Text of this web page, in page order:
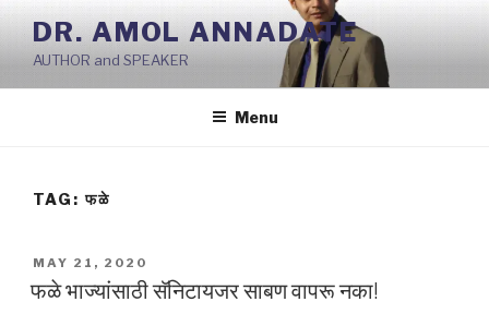
Skip
content
DR. AMOL ANNADATE
AUTHOR and SPEAKER
Menu
TAG:फळे
POSTED
ON
MAY 21, 2020
फळे भाज्यांसाठी सॅनिटायजर साबण वापरू नका!